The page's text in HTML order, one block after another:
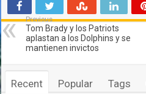
Previous
Tom Brady y los Patriots
aplastan a los Dolphins y se
mantienen invictos
Recent Popular Tags